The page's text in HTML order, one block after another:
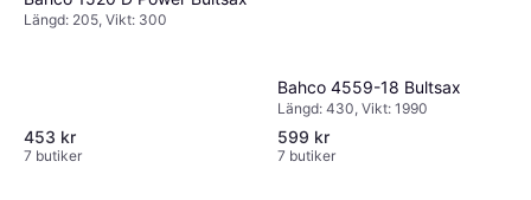
Längd: 205, Vikt: 300
453 kr
7 butiker
Bahco 4559-18 Bultsax
Längd: 430, Vikt: 1990
599 kr
7 butiker